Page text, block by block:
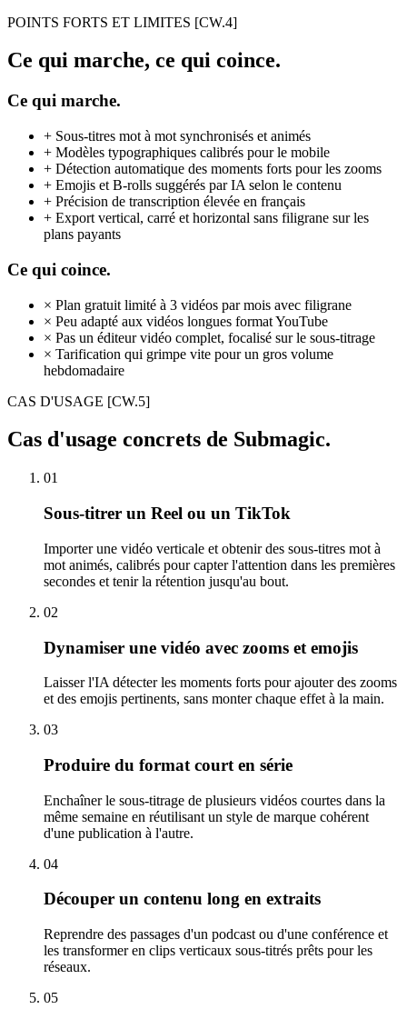
POINTS FORTS ET LIMITES [CW.4]
Ce qui marche, ce qui coince.
Ce qui marche.
+ Sous-titres mot à mot synchronisés et animés
+ Modèles typographiques calibrés pour le mobile
+ Détection automatique des moments forts pour les zooms
+ Emojis et B-rolls suggérés par IA selon le contenu
+ Précision de transcription élevée en français
+ Export vertical, carré et horizontal sans filigrane sur les
plans payants
Ce qui coince.
× Plan gratuit limité à 3 vidéos par mois avec filigrane
× Peu adapté aux vidéos longues format YouTube
× Pas un éditeur vidéo complet, focalisé sur le sous-titrage
× Tarification qui grimpe vite pour un gros volume
hebdomadaire
CAS D'USAGE [CW.5]
Cas d'usage concrets de Submagic.
01
Sous-titrer un Reel ou un TikTok
Importer une vidéo verticale et obtenir des sous-titres mot à
mot animés, calibrés pour capter l'attention dans les premières
secondes et tenir la rétention jusqu'au bout.
02
Dynamiser une vidéo avec zooms et emojis
Laisser l'IA détecter les moments forts pour ajouter des zooms
et des emojis pertinents, sans monter chaque effet à la main.
03
Produire du format court en série
Enchaîner le sous-titrage de plusieurs vidéos courtes dans la
même semaine en réutilisant un style de marque cohérent
d'une publication à l'autre.
04
Découper un contenu long en extraits
Reprendre des passages d'un podcast ou d'une conférence et
les transformer en clips verticaux sous-titrés prêts pour les
réseaux.
05